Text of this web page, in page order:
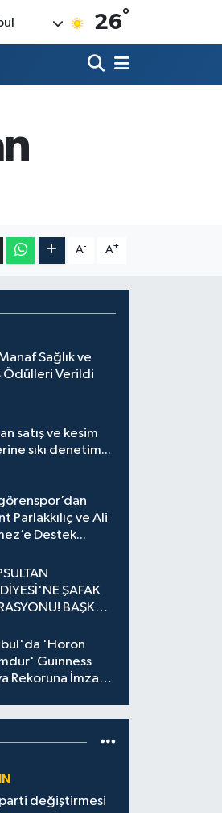
26°
A- A+
Sağlık ve
Ödülleri Verildi
satış ve kesim
sıkı denetim...
Parlakkılıç ve Ali
Destek...
ŞAFAK
BAŞKAN
MÜDÜRÜ
'Horon
Guinness
Rekoruna İmza
değiştirmesi